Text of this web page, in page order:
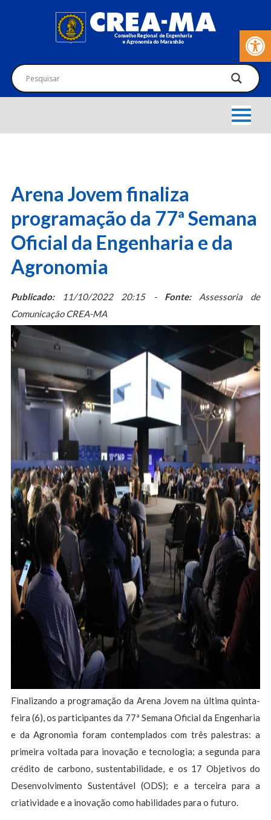
Barra de
Arena Jovem finaliza
programação da 77ª Semana
Oficial da Engenharia e da
Agronomia
Publicado:11/10/2022 20:15 - Fonte:Assessoria de
Comunicação CREA-MA
Finalizando a programação da Arena Jovem na última quinta-
feira (6), os participantes da 77ª Semana Oficial da Engenharia
e da Agronomia foram contemplados com três palestras: a
primeira voltada para inovação e tecnologia; a segunda para
crédito de carbono, sustentabilidade, e os 17 Objetivos do
Desenvolvimento Sustentável (ODS); e a terceira para a
criatividade e a inovação como habilidades para o futuro.